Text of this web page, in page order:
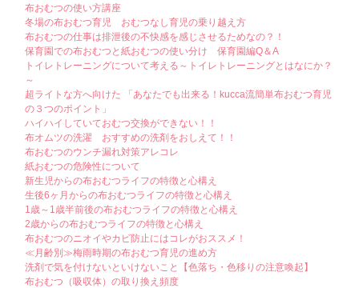
布おむつの使い方講座
冬場の布おむつ育児 おむつなし育児の乗り越え方
布おむつの仕事は排泄後の不快感を感じさせるためなの？！
保育園での布おむつと紙おむつの使い分け 保育園編Q＆A
トイレトレーニングについて考える～トイレトレーニングとはなにか？
～
超ライトな方へ向けた 「あなたでも出来る！kucca流簡単布おむつ育児
の３つのポイント」
ハイハイしていておむつ交換ができない！！
布オムツの洗濯 おすすめの洗剤をおしえて！！
布おむつのウンチ漏れ対策アレコレ
紙おむつの危険性について
新生児からの布おむつライフの特徴と心構え
生後6ヶ月からの布おむつライフの特徴と心構え
1歳～1歳半前後の布おむつライフの特徴と心構え
2歳からの布おむつライフの特徴と心構え
布おむつのニオイやカビ防止にはコレがおススメ！
≪月齢別≫梅雨時期の布おむつ育児の進め方
洗剤で気を付けないといけないこと【色落ち・色移りの注意喚起】
布おむつ（吸収体）の取り換え頻度